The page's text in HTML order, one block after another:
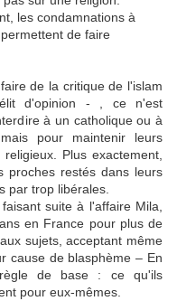
les condamnations à
de faire
de la critique de l'islam
d'opinion - , ce n'est
à un catholique ou à
pour maintenir leurs
Plus exactement,
proches restés dans leurs
par trop libérales.
suite à l'affaire Mila,
en France pour plus de
sujets, acceptant même
cause de blasphème – En
de base : ce qu'ils
pour eux-mêmes.